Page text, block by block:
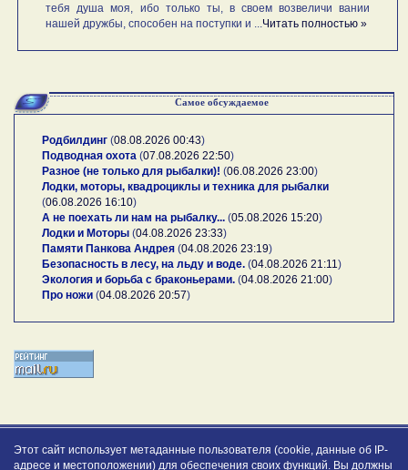
тебя душа моя, ибо только ты, в своем возвеличи вании
нашей дружбы, способен на поступки и ... Читать полностью »
Самое обсуждаемое
Родбилдинг (08.08.2026 00:43)
Подводная охота (07.08.2026 22:50)
Разное (не только для рыбалки)! (06.08.2026 23:00)
Лодки, моторы, квадроциклы и техника для рыбалки
(06.08.2026 16:10)
А не поехать ли нам на рыбалку... (05.08.2026 15:20)
Лодки и Моторы (04.08.2026 23:33)
Памяти Панкова Андрея (04.08.2026 23:19)
Безопасность в лесу, на льду и воде. (04.08.2026 21:11 )
Экология и борьба с браконьерами. (04.08.2026 21:00)
Про ножи (04.08.2026 20:57)
Этот сайт использует метаданные пользователя (cookie, данные об IP-
адресе и местоположении) для обеспечения своих функций. Вы должны